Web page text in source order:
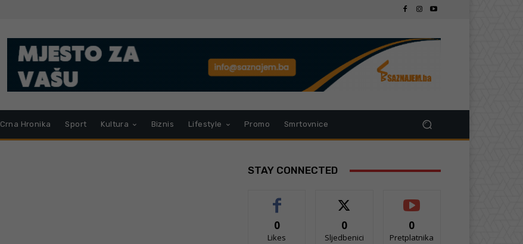
Crna Hronika Sport Kultura Biznis Lifestyle Promo Smrtovnice
STAY CONNECTED
0
Likes
0
Sljedbenici
0
Pretplatnika